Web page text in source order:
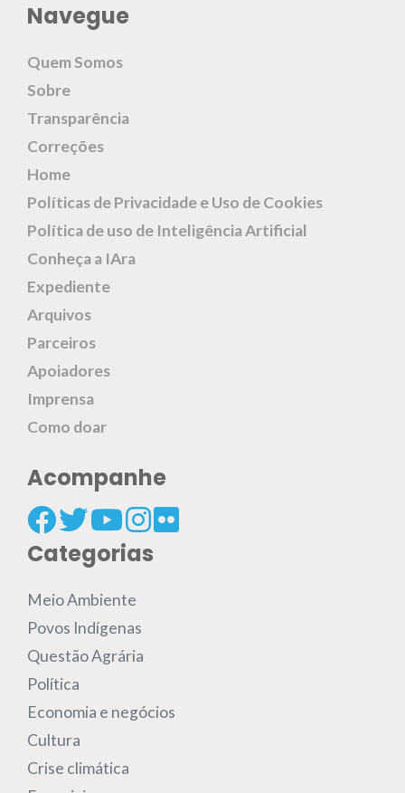
Navegue
Quem Somos
Sobre
Transparência
Correções
Home
Políticas de Privacidade e Uso de Cookies
Política de uso de Inteligência Artificial
Conheça a IAra
Expediente
Arquivos
Parceiros
Apoiadores
Imprensa
Como doar
Acompanhe
Categorias
Meio Ambiente
Povos Indígenas
Questão Agrária
Política
Economia e negócios
Cultura
Crise climática